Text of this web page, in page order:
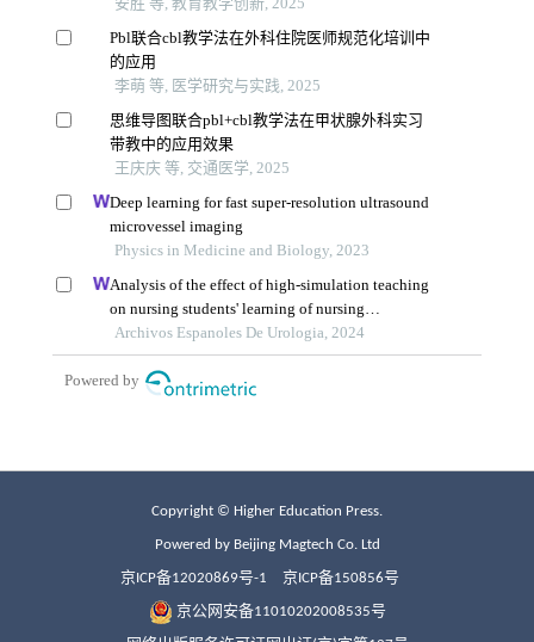
Copyright © Higher Education Press.
Powered by Beijing Magtech Co. Ltd
京ICP备12020869号-1 京ICP备150856号
京公网安备11010202008535号